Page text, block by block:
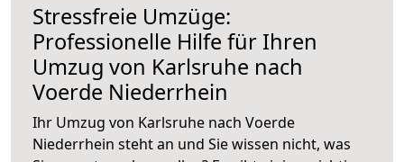
Stressfreie Umzüge:
Professionelle Hilfe für Ihren
Umzug von Karlsruhe nach
Voerde Niederrhein
Ihr Umzug von Karlsruhe nach Voerde
Niederrhein steht an und Sie wissen nicht, was